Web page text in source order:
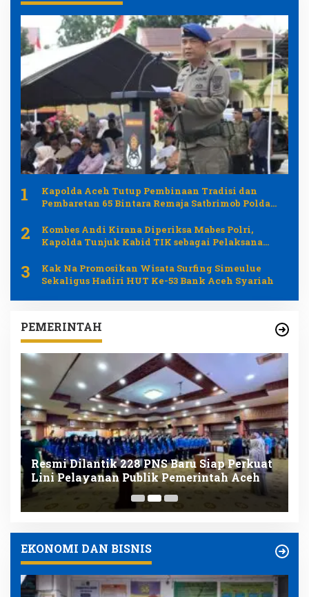
1
Kapolda Aceh Tutup Pembinaan Tradisi dan
Pembaretan 65 Bintara Remaja Satbrimob Polda
2
Kombes Andi Kirana Diperiksa Mabes Polri,
Kapolda Tunjuk Kabid TIK sebagai Pelaksana
3
Kak Na Promosikan Wisata Surfing Simeulue
Sekaligus Hadiri HUT Ke-53 Bank Aceh Syariah
PEMERINTAH
Resmi Dilantik 228 PNS Baru Siap Perkuat
Lini Pelayanan Publik Pemerintah Aceh
EKONOMI DAN BISNIS